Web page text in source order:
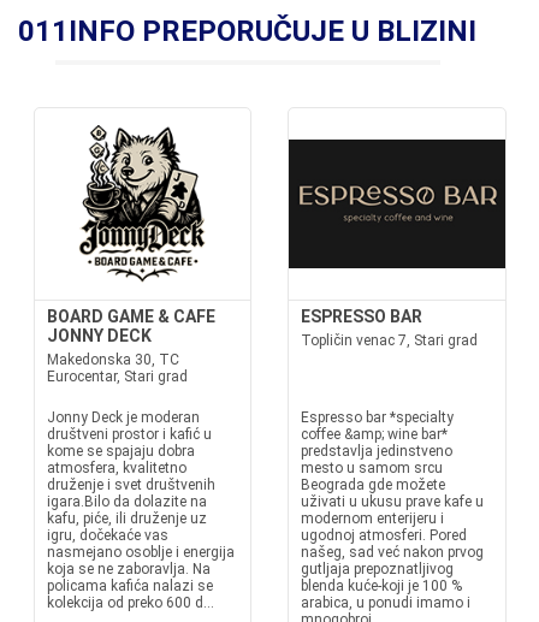
011INFO PREPORUČUJE U BLIZINI
BOARD GAME & CAFE
JONNY DECK
Makedonska 30, TC
Eurocentar, Stari grad
Jonny Deck je moderan
društveni prostor i kafić u
kome se spajaju dobra
atmosfera, kvalitetno
druženje i svet društvenih
igara.Bilo da dolazite na
kafu, piće, ili druženje uz
igru, dočekaće vas
nasmejano osoblje i energija
koja se ne zaboravlja. Na
policama kafića nalazi se
kolekcija od preko 600 d...
ESPRESSO BAR
Topličin venac 7, Stari grad
Espresso bar *specialty
coffee &amp; wine bar*
predstavlja jedinstveno
mesto u samom srcu
Beograda gde možete
uživati u ukusu prave kafe u
modernom enterijeru i
ugodnoj atmosferi. Pored
našeg, sad već nakon prvog
gutljaja prepoznatljivog
blenda kuće-koji je 100 %
arabica, u ponudi imamo i